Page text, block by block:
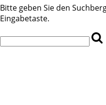
Bitte geben Sie den
Eingabetaste.